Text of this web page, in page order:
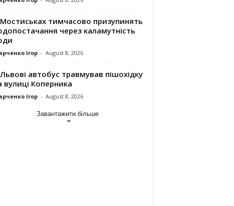
тимчасово призупинять
через каламутність
Ігор - August 8, 2026
автобус травмував пішохідку
вулиці Коперника
Ігор - August 8, 2026
Завантажити більше